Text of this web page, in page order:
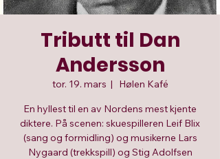
Tributt til Dan
Andersson
tor. 19. mars
  |
Hølen Kafé
En hyllest til en av Nordens mest kjente
diktere. På scenen: skuespilleren Leif Blix
(sang og formidling) og musikerne Lars
Nygaard (trekkspill) og Stig Adolfsen